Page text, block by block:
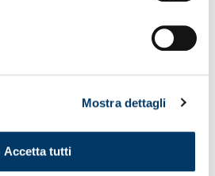
Mostra dettagli
Accetta tutti